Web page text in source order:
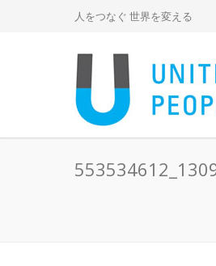
人をつなぐ 世界を変える